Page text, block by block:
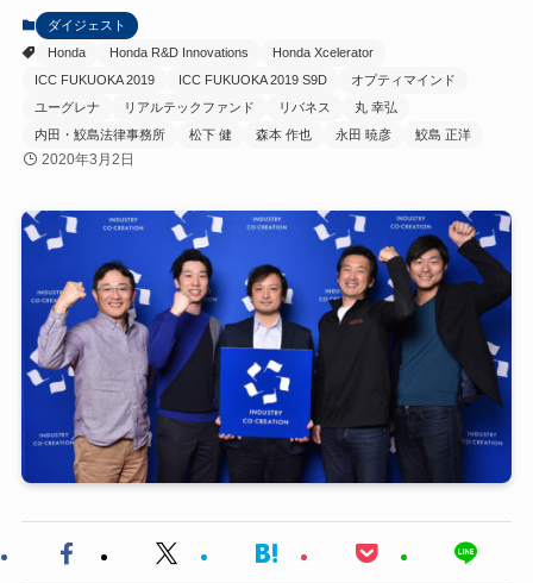
ダイジェスト
Honda
Honda R&D Innovations
Honda Xcelerator
ICC FUKUOKA 2019
ICC FUKUOKA 2019 S9D
オプティマインド
ユーグレナ
リアルテックファンド リバネス
丸 幸弘
内田・鮫島法律事務所
松下 健 森本 作也 永田 暁彦 鮫島 正洋
2020年3月2日